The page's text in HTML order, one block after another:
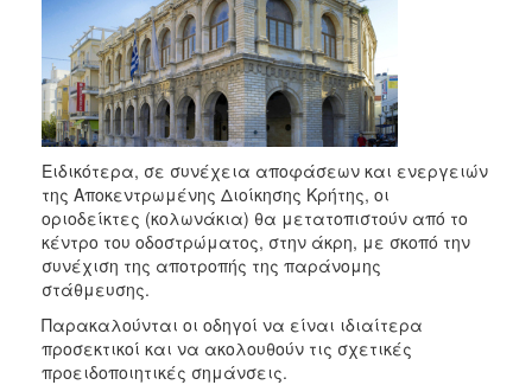
Ειδικότερα, σε συνέχεια αποφάσεων και ενεργειών
της Αποκεντρωμένης Διοίκησης Κρήτης, οι
οριοδείκτες (κολωνάκια) θα μετατοπιστούν από το
κέντρο του οδοστρώματος, στην άκρη, με σκοπό την
συνέχιση της αποτροπής της παράνομης
στάθμευσης.
Παρακαλούνται οι οδηγοί να είναι ιδιαίτερα
προσεκτικοί και να ακολουθούν τις σχετικές
προειδοποιητικές σημάνσεις.